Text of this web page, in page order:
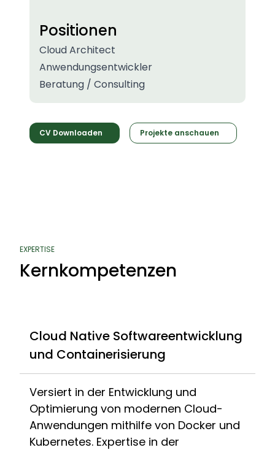
Positionen
Cloud Architect
Anwendungsentwickler
Beratung / Consulting
CV Downloaden Projekte anschauen
EXPERTISE
Kernkompetenzen
Cloud Native Softwareentwicklung
und Containerisierung
Versiert in der Entwicklung und
Optimierung von modernen Cloud-
Anwendungen mithilfe von Docker und
Kubernetes. Expertise in der